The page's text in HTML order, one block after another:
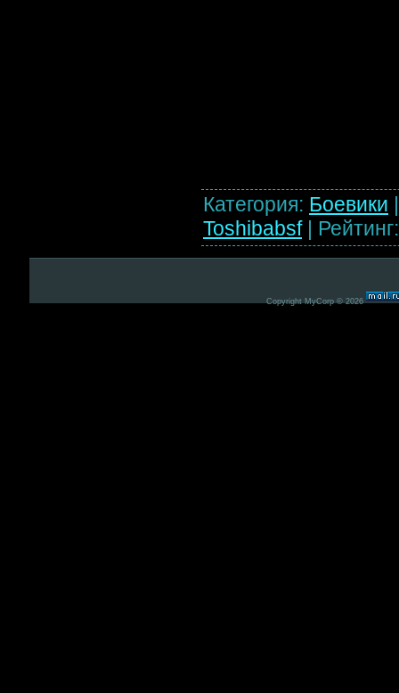
Категория: Боевики
Toshibabsf| Рейтинг
Copyright MyCorp © 2026